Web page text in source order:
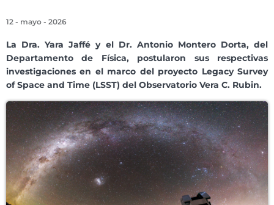
12 - mayo - 2026
La Dra. Yara Jaffé y el Dr. Antonio Montero Dorta, del
Departamento de Física, postularon sus respectivas
investigaciones en el marco del proyecto Legacy Survey
of Space and Time (LSST) del Observatorio Vera C. Rubin.